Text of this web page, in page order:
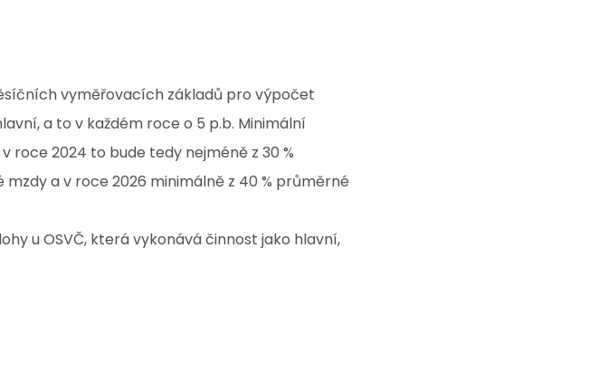
vyměřovacích základů pro výpočet
a to v každém roce o 5 p.b. Minimální
roce 2024 to bude tedy nejméně z 30 %
a v roce 2026 minimálně z 40 % průměrné
u OSVČ, která vykonává činnost jako hlavní,